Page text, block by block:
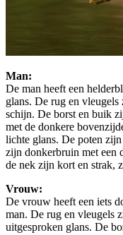
Man:
De man heeft een
glans. De rug en
schijn. De borst en buik
met de donkere
lichte glans. De poten
zijn donkerbruin met een
de nek zijn kort en strak,
Vrouw:
De vrouw heeft een iets
man. De rug en vleugels
uitgesproken glans. De